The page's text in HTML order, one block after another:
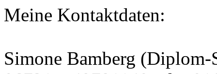
Meine Kontaktdaten:
Simone Bamberg